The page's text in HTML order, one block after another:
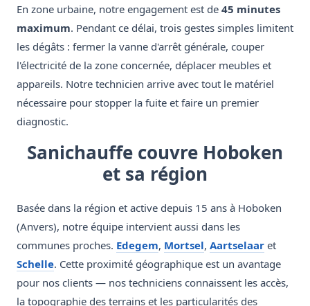
En zone urbaine, notre engagement est de 45 minutes
maximum. Pendant ce délai, trois gestes simples limitent
les dégâts : fermer la vanne d'arrêt générale, couper
l'électricité de la zone concernée, déplacer meubles et
appareils. Notre technicien arrive avec tout le matériel
nécessaire pour stopper la fuite et faire un premier
diagnostic.
Sanichauffe couvre Hoboken
et sa région
Basée dans la région et active depuis 15 ans à Hoboken
(Anvers), notre équipe intervient aussi dans les
communes proches. Edegem, Mortsel, Aartselaar et
Schelle. Cette proximité géographique est un avantage
pour nos clients — nos techniciens connaissent les accès,
la topographie des terrains et les particularités des